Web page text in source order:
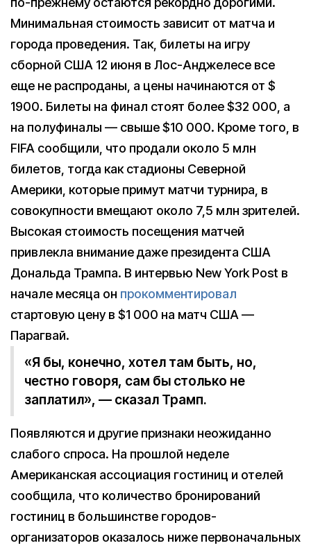
Минимальная стоимость зависит от матча и
города проведения. Так, билеты на игру
сборной США 12 июня в Лос-Анджелесе все
еще не распроданы, а цены начинаются от $
1900. Билеты на финал стоят более $32 000, а
на полуфиналы — свыше $10 000. Кроме того, в
FIFA сообщили, что продали около 5 млн
билетов, тогда как стадионы Северной
Америки, которые примут матчи турнира, в
совокупности вмещают около 7,5 млн зрителей.
Высокая стоимость посещения матчей
привлекла внимание даже президента США
Дональда Трампа. В интервью New York Post в
начале месяца он прокомментировал
стартовую цену в $1 000 на матч США —
Парагвай.
«Я бы, конечно, хотел там быть, но,
честно говоря, сам бы столько не
заплатил», — сказал Трамп.
Появляются и другие признаки неожиданно
слабого спроса. На прошлой неделе
Американская ассоциация гостиниц и отелей
сообщила, что количество бронирований
гостиниц в большинстве городов-
организаторов оказалось ниже первоначальных